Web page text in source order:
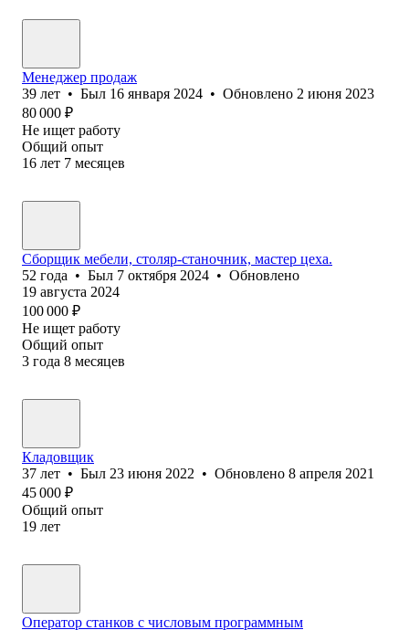
Менеджер продаж
39 лет • Был 16 января 2024 • Обновлено 2 июня 2023
80 000 ₽
Не ищет работу
Общий опыт
16 лет 7 месяцев
Сборщик мебели, столяр-станочник, мастер цеха.
52 года • Был 7 октября 2024 • Обновлено
19 августа 2024
100 000 ₽
Не ищет работу
Общий опыт
3 года 8 месяцев
Кладовщик
37 лет • Был 23 июня 2022 • Обновлено 8 апреля 2021
45 000 ₽
Общий опыт
19 лет
Оператор станков с числовым программным